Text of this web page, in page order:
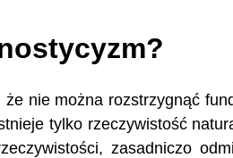
nie można rozstrzygnąć
tylko rzeczywistość
zasadniczo